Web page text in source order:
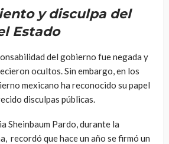
y disculpa del
Estado
del gobierno fue negada y
ocultos. Sin embargo, en los
mexicano ha reconocido su papel
disculpas públicas.
Sheinbaum Pardo, durante la
recordó que hace un año se firmó un